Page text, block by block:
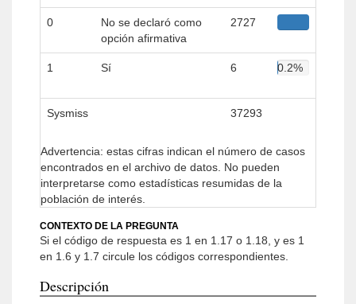
0
No se declaró como
opción afirmativa
2727
1 Sí 6 0.2%
Sysmiss 37293
Advertencia: estas cifras indican el número de casos
encontrados en el archivo de datos. No pueden
interpretarse como estadísticas resumidas de la
población de interés.
CONTEXTO DE LA PREGUNTA
Si el código de respuesta es 1 en 1.17 o 1.18, y es 1
en 1.6 y 1.7 circule los códigos correspondientes.
Descripción